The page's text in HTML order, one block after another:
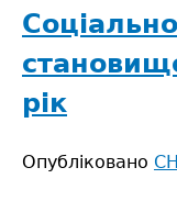
–
рік
Опубліковано СН